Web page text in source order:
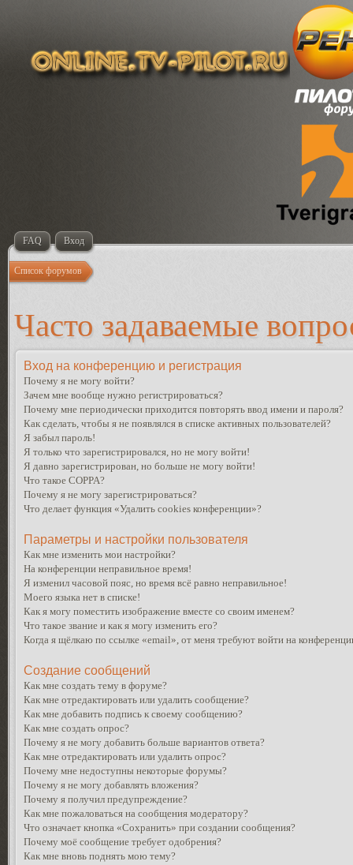
FAQ Вход
Список форумов
Часто задаваемые
Вход на конференцию и регистрация
Почему я не могу войти?
Зачем мне вообще нужно регистрироваться?
Почему мне периодически приходится повторять ввод имени и пароля?
Как сделать, чтобы я не появлялся в списке активных пользователей?
Я забыл пароль!
Я только что зарегистрировался, но не могу войти!
Я давно зарегистрирован, но больше не могу войти!
Что такое COPPA?
Почему я не могу зарегистрироваться?
Что делает функция «Удалить cookies конференции»?
Параметры и настройки пользователя
Как мне изменить мои настройки?
На конференции неправильное время!
Я изменил часовой пояс, но время всё равно неправильное!
Моего языка нет в списке!
Как я могу поместить изображение вместе со своим именем?
Что такое звание и как я могу изменить его?
Когда я щёлкаю по ссылке «email», от меня требуют войти на
Создание сообщений
Как мне создать тему в форуме?
Как мне отредактировать или удалить сообщение?
Как мне добавить подпись к своему сообщению?
Как мне создать опрос?
Почему я не могу добавить больше вариантов ответа?
Как мне отредактировать или удалить опрос?
Почему мне недоступны некоторые форумы?
Почему я не могу добавлять вложения?
Почему я получил предупреждение?
Как мне пожаловаться на сообщения модератору?
Что означает кнопка «Сохранить» при создании сообщения?
Почему моё сообщение требует одобрения?
Как мне вновь поднять мою тему?